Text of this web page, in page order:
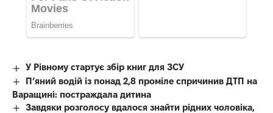
У Рівному стартує збір книг для ЗСУ
П’яний водій із понад 2,8 проміле спричинив ДТП на
Варащині: постраждала дитина
Завдяки розголосу вдалося знайти рідних чоловіка,